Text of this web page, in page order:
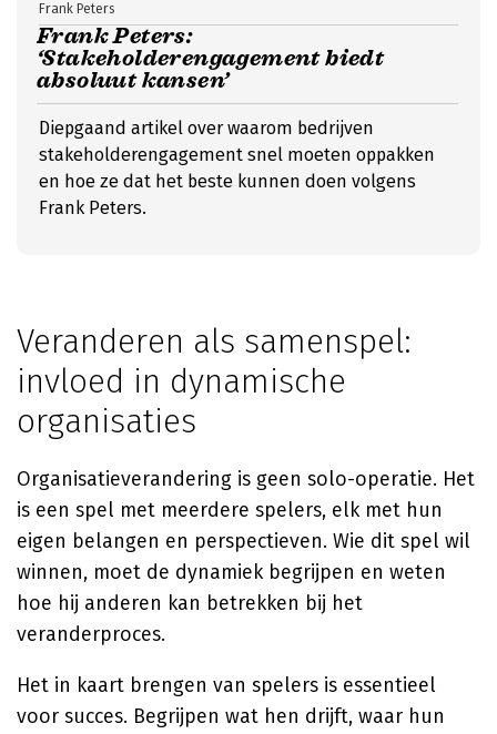
Frank Peters:
‘Stakeholderengagement biedt
absoluut kansen’
Frank Peters
Diepgaand artikel over waarom bedrijven
stakeholderengagement snel moeten oppakken
en hoe ze dat het beste kunnen doen volgens
Frank Peters.
Veranderen als samenspel:
invloed in dynamische
organisaties
Organisatieverandering is geen solo-operatie. Het
is een spel met meerdere spelers, elk met hun
eigen belangen en perspectieven. Wie dit spel wil
winnen, moet de dynamiek begrijpen en weten
hoe hij anderen kan betrekken bij het
veranderproces.
Het in kaart brengen van spelers is essentieel
voor succes. Begrijpen wat hen drijft, waar hun